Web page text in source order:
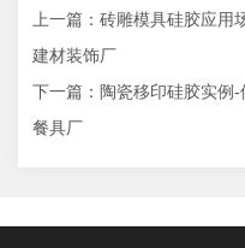
上一篇 ：砖雕模具硅胶应用
建材装饰厂
下一篇 ：陶瓷移印硅胶实例
餐具厂